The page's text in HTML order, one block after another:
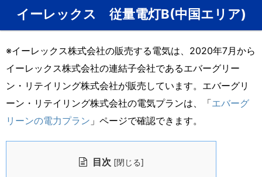
イーレックス 従量電灯B(中国エリア)
※イーレックス株式会社の販売する電気は、2020年7月から
イーレックス株式会社の連結子会社であるエバーグリー
ン・リテイリング株式会社が販売しています。エバーグリ
ーン・リテイリング株式会社の電気プランは、「エバーグ
リーンの電力プラン 」ページで確認できます。
目次 [閉じる]